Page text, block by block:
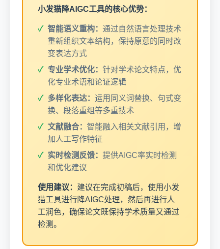
小发猫降AIGC工具的核心优势：
智能语义重构： 通过自然语言处理技术
重新组织文本结构，保持原意的同时改
变表达方式
专业学术优化： 针对学术论文特点，优
化专业术语和论证逻辑
多样化表达： 运用同义词替换、句式变
换、段落重组等多重技术
文献融合： 智能融入相关文献引用，增
加人工写作特征
实时检测反馈： 提供AIGC率实时检测
和优化建议
使用建议： 建议在完成初稿后，使用小发
猫工具进行降AIGC处理，然后再进行人
工润色，确保论文既保持学术质量又通过
检测。